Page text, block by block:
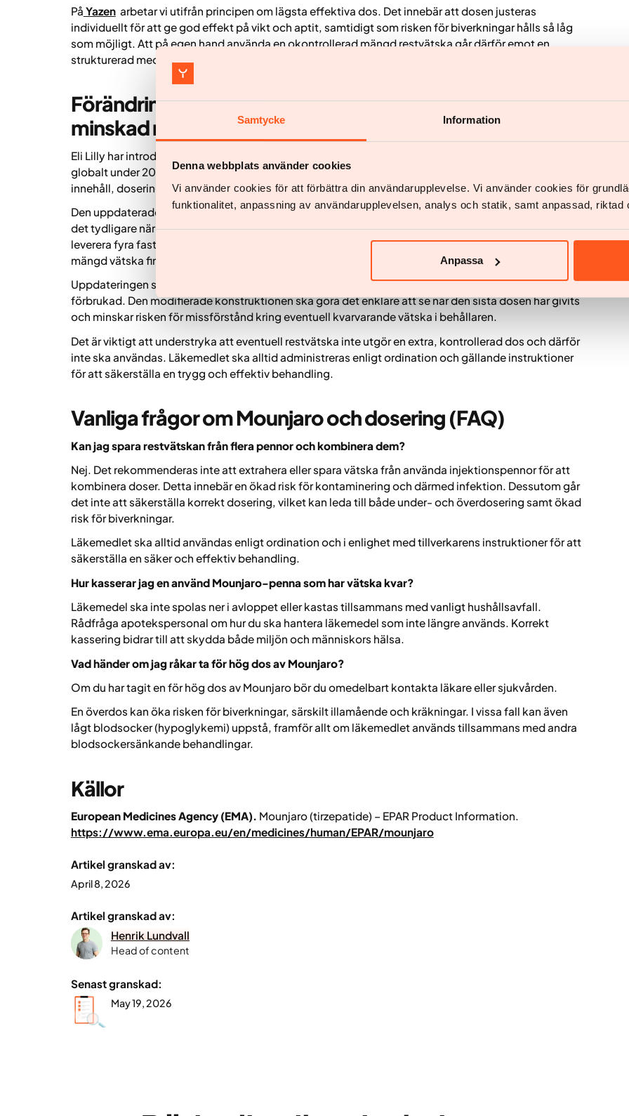
Samtycke Information
Denna webbplats använder cookies
Vi använder cookies för att förbättra din användarupplevelse. Vi använder cookies för
funktionalitet, anpassning av användarupplevelsen, analys och statik, samt anpassad, riktad
Anpassa
På Yazen arbetar vi utifrån principen om lägsta effektiva dos. Det innebär att dosen justeras
individuellt för att ge god effekt på vikt och aptit, samtidigt som risken för biverkningar hålls så låg
som möjligt. Att på egen hand använda en okontrollerad mängd restvätska går därför emot en
strukturerad medicinsk behandling.
Förändringar i Mounjaro KwikPen – ökad säkerhet och
minskad risk för felanvändning
Eli Lilly har introducerat en uppdaterad version av Mounjaro KwikPen som successivt görs tillgänglig
globalt under 2026. Förändringarna gäller själva injektionspennan och påverkar inte läkemedlets
innehåll, dosering eller behandlingsschema.
Den uppdaterade designen syftar till att minska mängden kvarvarande vätska i pennan samt göra
det tydligare när den fjärde och sista dosen har administrerats. Varje KwikPen är fortsatt avsedd att
leverera fyra fasta veckodoser, och ska kasseras efter den fjärde injektionen även om en mindre
mängd vätska finns kvar.
Uppdateringen syftar till att förbättra användarvänlighet och tydlighet kring när pennan är
förbrukad. Den modifierade konstruktionen ska göra det enklare att se när den sista dosen har givits
och minskar risken för missförstånd kring eventuell kvarvarande vätska i behållaren.
Det är viktigt att understryka att eventuell restvätska inte utgör en extra, kontrollerad dos och därför
inte ska användas. Läkemedlet ska alltid administreras enligt ordination och gällande instruktioner
för att säkerställa en trygg och effektiv behandling.
Vanliga frågor om Mounjaro och dosering (FAQ)
Kan jag spara restvätskan från flera pennor och kombinera dem?
Nej. Det rekommenderas inte att extrahera eller spara vätska från använda injektionspennor för att
kombinera doser. Detta innebär en ökad risk för kontaminering och därmed infektion. Dessutom går
det inte att säkerställa korrekt dosering, vilket kan leda till både under- och överdosering samt ökad
risk för biverkningar.
Läkemedlet ska alltid användas enligt ordination och i enlighet med tillverkarens instruktioner för att
säkerställa en säker och effektiv behandling.
Hur kasserar jag en använd Mounjaro-penna som har vätska kvar?
Läkemedel ska inte spolas ner i avloppet eller kastas tillsammans med vanligt hushållsavfall.
Rådfråga apotekspersonal om hur du ska hantera läkemedel som inte längre används. Korrekt
kassering bidrar till att skydda både miljön och människors hälsa.
Vad händer om jag råkar ta för hög dos av Mounjaro?
Om du har tagit en för hög dos av Mounjaro bör du omedelbart kontakta läkare eller sjukvården.
En överdos kan öka risken för biverkningar, särskilt illamående och kräkningar. I vissa fall kan även
lågt blodsocker (hypoglykemi) uppstå, framför allt om läkemedlet används tillsammans med andra
blodsockersänkande behandlingar.
Källor
European Medicines Agency (EMA). Mounjaro (tirzepatide) – EPAR Product Information.
https://www.ema.europa.eu/en/medicines/human/EPAR/mounjaro
Artikel granskad av:
April 8, 2026
Artikel granskad av:
Henrik Lundvall
Head of content
Senast granskad:
May 19, 2026